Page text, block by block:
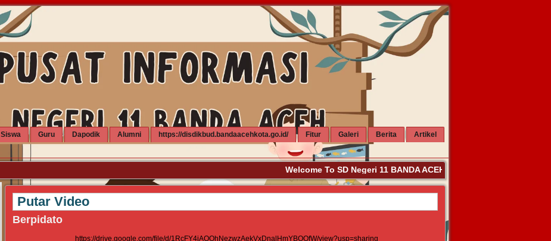
Siswa Guru Dapodik Alumni https://disdikbud.bandaacehkota.go.id/ Fitur Galeri Berita
Artikel
Welcome To SD Negeri 11 BANDA ACEH. Kalau Sudah
Putar Video
Berpidato
https://drive.google.com/file/d/1RcFY4jAOOhNezwzAekVxDnalHmYBOOfW/view?usp=sharing